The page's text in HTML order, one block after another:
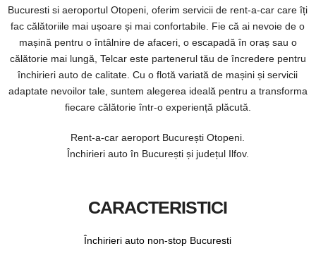
Bucuresti si aeroportul Otopeni, oferim servicii de rent-a-car care îți
fac călătoriile mai ușoare și mai confortabile. Fie că ai nevoie de o
mașină pentru o întâlnire de afaceri, o escapadă în oraș sau o
călătorie mai lungă, Telcar este partenerul tău de încredere pentru
închirieri auto de calitate. Cu o flotă variată de mașini și servicii
adaptate nevoilor tale, suntem alegerea ideală pentru a transforma
fiecare călătorie într-o experiență plăcută.
Rent-a-car aeroport București Otopeni.
Închirieri auto în București și județul Ilfov.
CARACTERISTICI
Închirieri auto non-stop Bucuresti